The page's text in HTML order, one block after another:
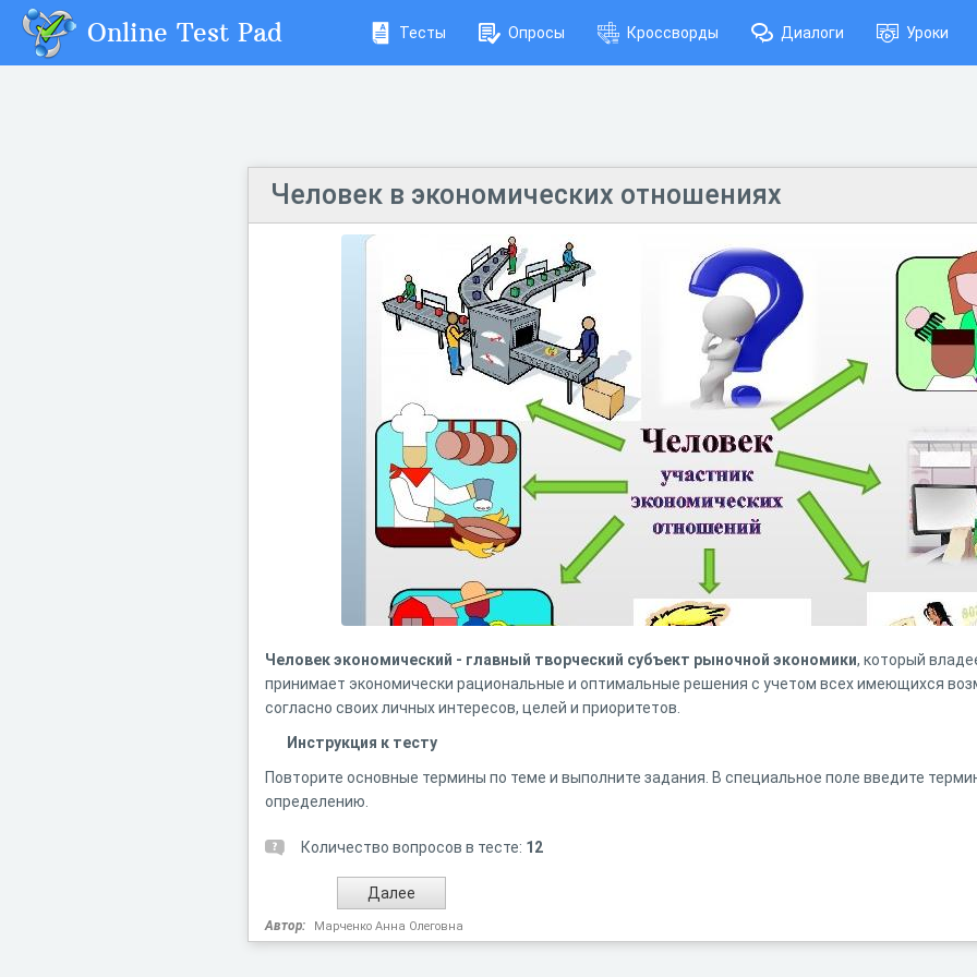
Online Test Pad Тесты Опросы Кроссворды Диалоги Уроки
Человек в экономических отношениях
Человекэкономический - главный творческий субъект рыночной экономики, который
принимает экономически рациональные и оптимальные решения с учетом всех имеющихся
согласно своих личных интересов, целей и приоритетов.
Инструкция к тесту
Повторите основные термины по теме и выполните задания. В специальное поле введите
определению.
Количество вопросов в тесте: 12
Автор: Марченко Анна Олеговна